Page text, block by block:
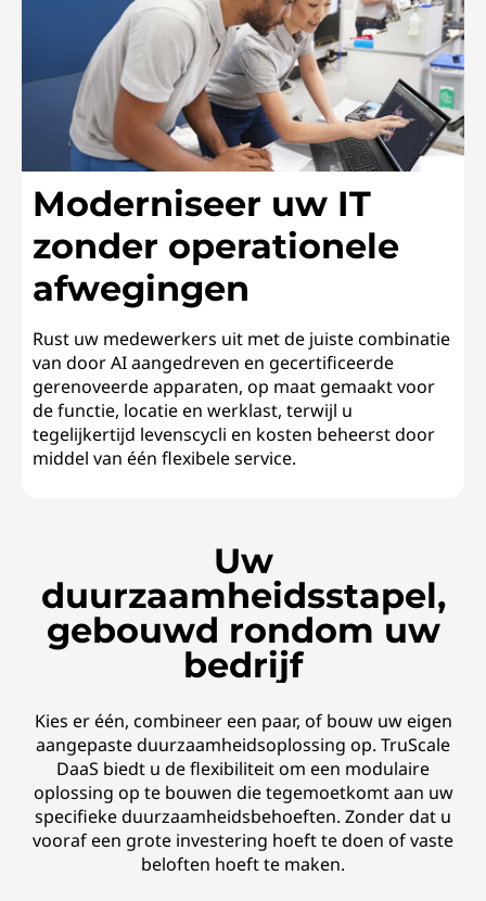
Moderniseer uw IT
zonder operationele
afwegingen
Rust uw medewerkers uit met de juiste combinatie
van door AI aangedreven en gecertificeerde
gerenoveerde apparaten, op maat gemaakt voor
de functie, locatie en werklast, terwijl u
tegelijkertijd levenscycli en kosten beheerst door
middel van één flexibele service.
Uw
duurzaamheidsstapel,
gebouwd rondom uw
bedrijf
Kies er één, combineer een paar, of bouw uw eigen
aangepaste duurzaamheidsoplossing op. TruScale
DaaS biedt u de flexibiliteit om een modulaire
oplossing op te bouwen die tegemoetkomt aan uw
specifieke duurzaamheidsbehoeften. Zonder dat u
vooraf een grote investering hoeft te doen of vaste
beloften hoeft te maken.